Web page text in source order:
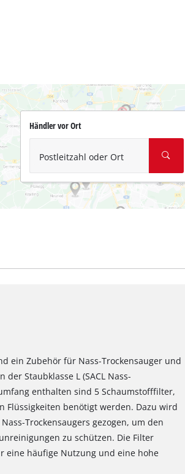
Händler vor Ort
Postleitzahl oder Ort
ein Zubehör für Nass-Trockensauger und
Staubklasse L (SACL Nass-
enthalten sind 5 Schaumstofffilter,
Flüssigkeiten benötigt werden. Dazu wird
Trockensaugers gezogen, um den
zu schützen. Die Filter
eine häufige Nutzung und eine hohe